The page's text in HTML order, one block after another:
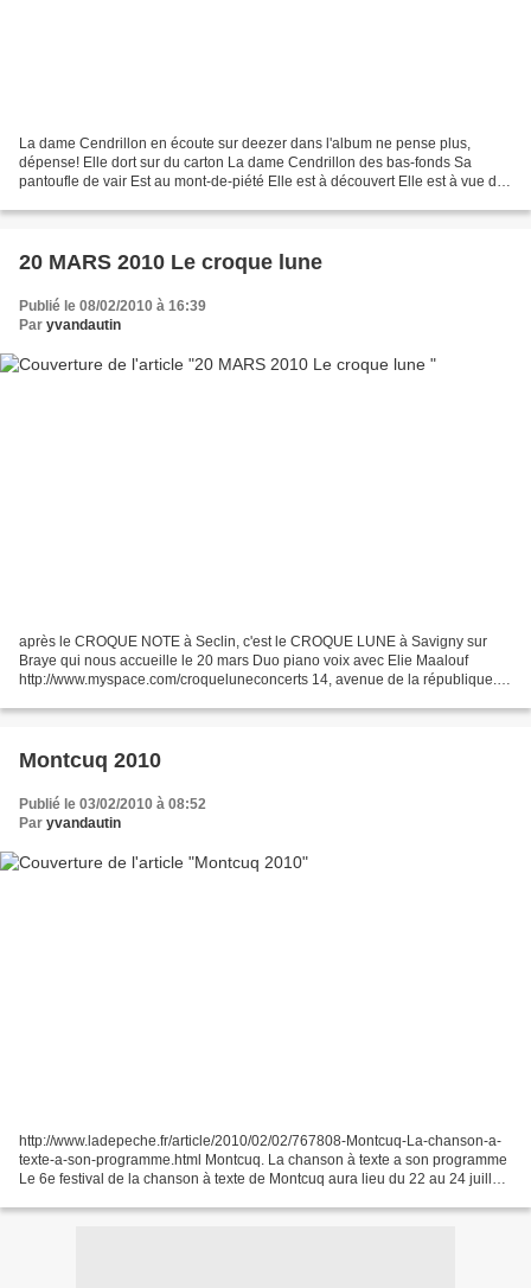
La dame Cendrillon en écoute sur deezer dans l'album ne pense plus,
dépense! Elle dort sur du carton La dame Cendrillon des bas-fonds Sa
pantoufle de vair Est au mont-de-piété Elle est à découvert Elle est à vue de
20 MARS 2010 Le croque lune
Publié le 08/02/2010 à 16:39
Par yvandautin
après le CROQUE NOTE à Seclin, c'est le CROQUE LUNE à Savigny sur
Braye qui nous accueille le 20 mars Duo piano voix avec Elie Maalouf
http://www.myspace.com/croqueluneconcerts 14, avenue de la république.
Montcuq 2010
Publié le 03/02/2010 à 08:52
Par yvandautin
http://www.ladepeche.fr/article/2010/02/02/767808-Montcuq-La-chanson-a-
texte-a-son-programme.html Montcuq. La chanson à texte a son programme
Le 6e festival de la chanson à texte de Montcuq aura lieu du 22 au 24 juillet